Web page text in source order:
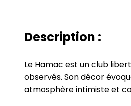
Description :
Le Hamac est un club
observés. Son décor
atmosphère intimiste et